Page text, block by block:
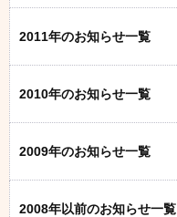
2011年のお知らせ一覧
2010年のお知らせ一覧
2009年のお知らせ一覧
2008年以前のお知らせ一覧